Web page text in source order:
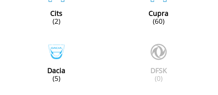
Cits
(2)
Cupra
(60)
Dacia
(5)
DFSK
(0)